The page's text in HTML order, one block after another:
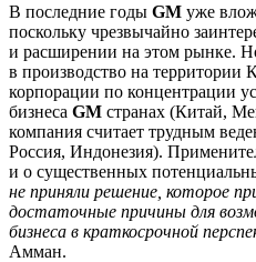
В последние годы GM уже
поскольку чрезвычайно
и расширении на этом рынке.
в производство на территории
корпорации по концентрации
бизнеса GM странах (Китай,
компания считает трудным
Россия, Индонезия).
и о существенных
не приняли решение, которое
достаточные причины для
бизнеса в краткосрочной
Амман.